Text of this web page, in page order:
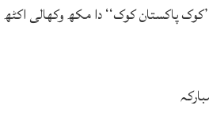
پاکستان کوک‘‘ دا مکھ وکھالی اکٹھ